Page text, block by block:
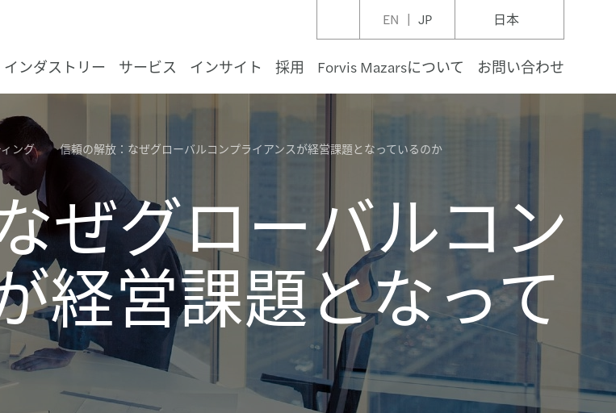
EN JP 日本
インダストリー サービス インサイト 採用 Forvis Mazarsについて お問い合わせ
マー
、インフラストラクチャ
ス
エンス
ト・エクイティ
消費財
ホスピタリティ・レジャー
ラグジュアリー
小売
輸送・ロジスティクス
インフラストラクチャ、投資計画
電力、公益事業
再生可能エネルギー
水・廃棄物
資産運用
不動産ファンド・投資
ヘルスケア
航空宇宙・防衛
自動車
化学・素材
非営利
建設・開発
不動産オーナー、ユーザー
不動産ファンド・インベストメントマネジメント
公営住宅
メディア
テレコミュニケーション
Japan 有限責任監査法人 -
業務
ィング
シャル・アドバイザリー
シング
ティ
財務諸表監査
独立したプロフェッショナルによる保証・レビュー業
務
監査関連イベント・セミナー
マネジメント・コンサルティング
テクノロジー・デジタル コンサルティング
ディール
危機・紛争
事業再生・倒産
実績紹介
税務コンプライアンス
会計＆レポーティング
HR・給与計算
コーポレートセクレタリアル
アウトソーシング関連イベント・セミナー
サステナビリティ・レポーティング、保証業務
サステナブル・ファイナンス
企業構造
グローバル税制優遇措置
国際税務
M&A税制
個人向け税務
グローバルジャパンデスク
ジャパン・フランスデスク（French Desk in Japan）
ジャパン・チャイナデスク（China Desk in Japan）
ンサイト
サイト
インサイト
ペイロールニュースレター
APAC ペイロールエッセンシャルズ 2026
Forvis Mazars APAC 経営幹部に対する意識調査
APAC ペイロールニュースレター
APAC コーポレート・セクレタリアル ニュースレター
金融サービス業界インサイト
サイバーセキュリティインサイト
グローバル・プライベート・エクイティ・レポート
C-suite barometer (経営幹部に対する意識調査)
を知る
を選ぶ理由
の職場環境
in Japanでのキャリア
ョン
育成と研修
クラブ活動
モビリティプログラム
監査・保証
ファイナンシャルアドバイザリー
内部統制
サステナビリティ
IT / 人事 / 財務 / マーケティング / 総務
について
in Japan
ト紹介
の価値観
イデンティティ
イベント・パブリケーショ
Helping you prepare for what's next
法人一覧とサービス提供体制
Forvis Mazarsの価値観
最新ニュース
イベント・セミナー情報
パブリケーション
のプロフェッショナル
東京
ぜグローバルコン
経営課題となって
ング 信頼の解放：なぜグローバルコンプライアンスが経営課題となっているのか